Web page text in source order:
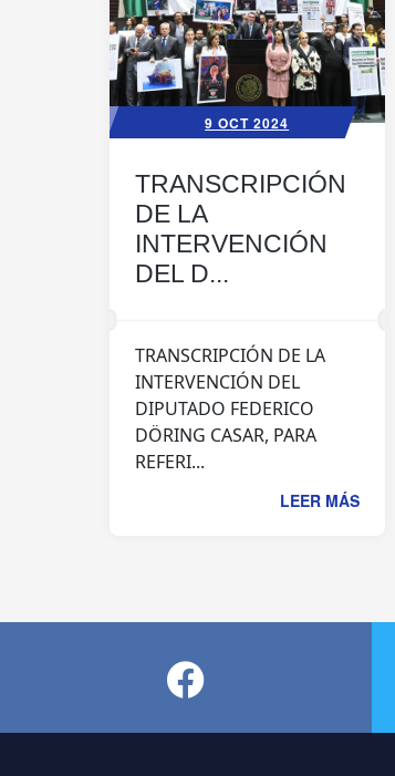
9 OCT 2024
TRANSCRIPCIÓN
DE LA
INTERVENCIÓN
DEL D...
TRANSCRIPCIÓN DE LA
INTERVENCIÓN DEL
DIPUTADO FEDERICO
DÖRING CASAR, PARA
REFERI...
LEER MÁS